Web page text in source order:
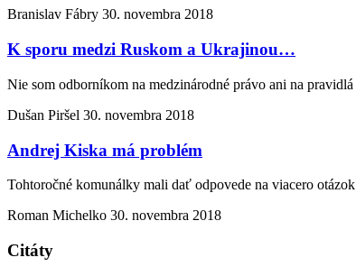
Branislav Fábry 30. novembra 2018
K sporu medzi Ruskom a Ukrajinou…
Nie som odborníkom na medzinárodné právo ani na
Dušan Piršel 30. novembra 2018
Andrej Kiska má problém
Tohtoročné komunálky mali dať odpovede na viacero
Roman Michelko 30. novembra 2018
Citáty